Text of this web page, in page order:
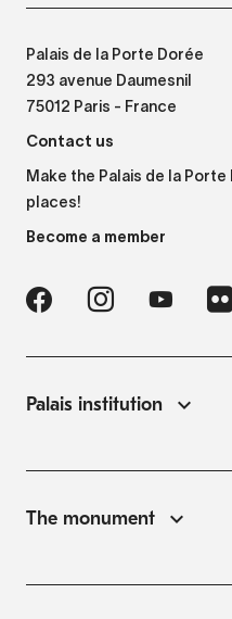
Palais de la Porte Dorée
293 avenue Daumesnil
75012 Paris - France
Contact us
Make the Palais de la
places!
Become a member
Palais institution
The monument